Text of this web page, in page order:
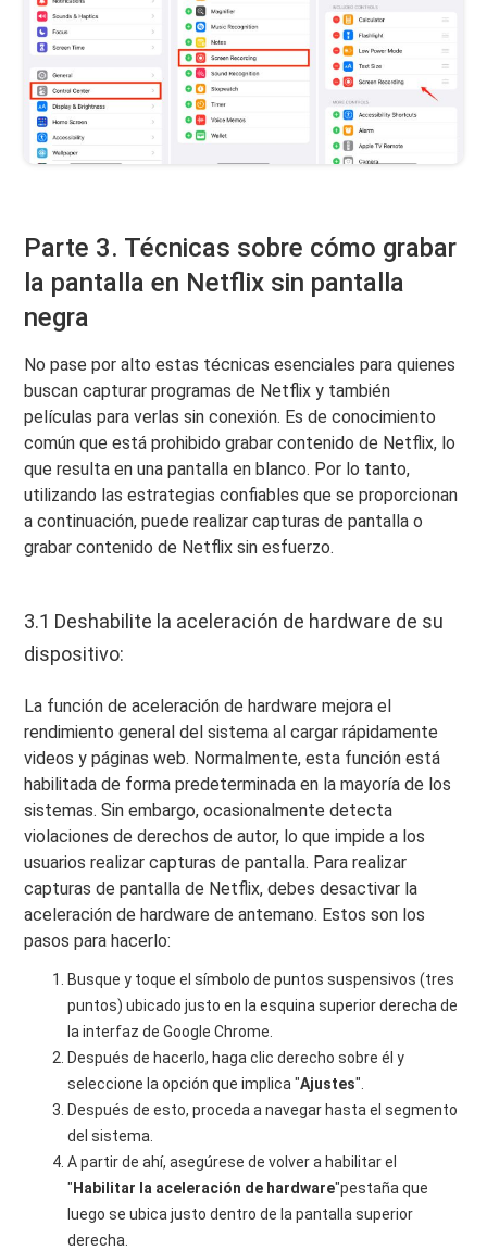
Parte 3. Técnicas sobre cómo grabar
la pantalla en Netflix sin pantalla
negra
No pase por alto estas técnicas esenciales para quienes
buscan capturar programas de Netflix y también
películas para verlas sin conexión. Es de conocimiento
común que está prohibido grabar contenido de Netflix, lo
que resulta en una pantalla en blanco. Por lo tanto,
utilizando las estrategias confiables que se proporcionan
a continuación, puede realizar capturas de pantalla o
grabar contenido de Netflix sin esfuerzo.
3.1 Deshabilite la aceleración de hardware de su
dispositivo:
La función de aceleración de hardware mejora el
rendimiento general del sistema al cargar rápidamente
videos y páginas web. Normalmente, esta función está
habilitada de forma predeterminada en la mayoría de los
sistemas. Sin embargo, ocasionalmente detecta
violaciones de derechos de autor, lo que impide a los
usuarios realizar capturas de pantalla. Para realizar
capturas de pantalla de Netflix, debes desactivar la
aceleración de hardware de antemano. Estos son los
pasos para hacerlo:
Busque y toque el símbolo de puntos suspensivos (tres
puntos) ubicado justo en la esquina superior derecha de
la interfaz de Google Chrome.
Después de hacerlo, haga clic derecho sobre él y
seleccione la opción que implica "Ajustes".
Después de esto, proceda a navegar hasta el segmento
del sistema.
A partir de ahí, asegúrese de volver a habilitar el
" Habilitar la aceleración de hardware"pestaña que
luego se ubica justo dentro de la pantalla superior
derecha.